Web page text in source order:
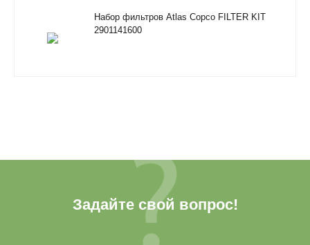
Набор фильтров Atlas Copco FILTER KIT
2901141600
Задайте свой вопрос!